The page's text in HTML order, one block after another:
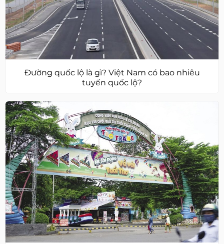
Đường quốc lộ là gì? Việt Nam có bao nhiêu
tuyến quốc lộ?